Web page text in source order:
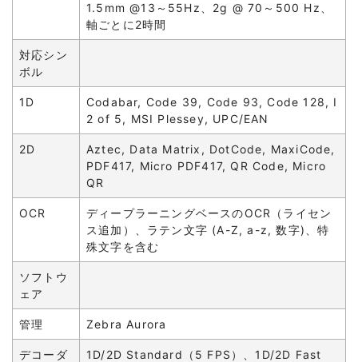
1.5mm @13～55Hz、2g @ 70～500 Hz、
軸ごとに2時間
対応シン
ボル
1D
Codabar, Code 39, Code 93, Code 128, I
2 of 5, MSI Plessey, UPC/EAN
2D
Aztec, Data Matrix, DotCode, MaxiCode,
PDF417, Micro PDF417, QR Code, Micro
QR
OCR
ディープラーニングベースのOCR（ライセン
ス追加）、ラテン文字 (A-Z, a-z, 数字)、特
殊文字を含む
ソフトウ
ェア
管理 Zebra Aurora
デコーダ
1D/2D Standard（5 FPS）、1D/2D Fast